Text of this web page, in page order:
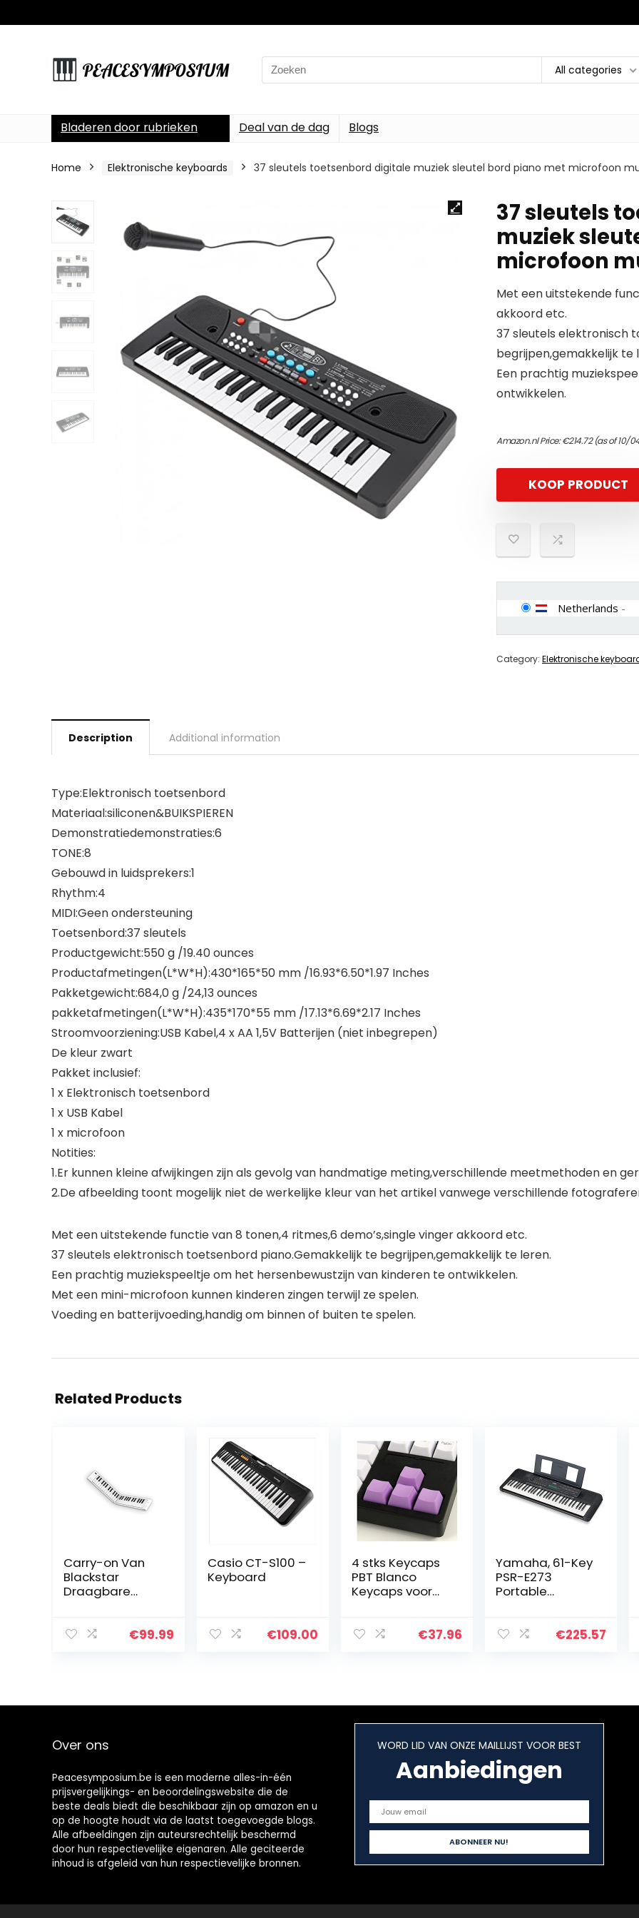
Search
for:
All categories
Bladeren door rubrieken Deal van de dag Blogs
Home Elektronische keyboards 37 sleutels toetsenbord digitale muziek sleutel bord piano met microfoon
37 sleutels
muziek
microfoon
Met een uitstekende
akkoord etc.
37 sleutels elektronisch
begrijpen,gemakkelijk te
Een prachtig
ontwikkelen.
Amazon.nl Price:€214.72(as of 10/
KOOP PRODUCT
Netherlands -
Category: Elektronische
Description Additional information
Type:Elektronisch toetsenbord
Materiaal:siliconen&BUIKSPIEREN
Demonstratiedemonstraties:6
TONE:8
Gebouwd in luidsprekers:1
Rhythm:4
MIDI:Geen ondersteuning
Toetsenbord:37 sleutels
Productgewicht:550 g /19.40 ounces
Productafmetingen(L*W*H):430*165*50 mm /16.93*6.50*1.97 Inches
Pakketgewicht:684,0 g /24,13 ounces
pakketafmetingen(L*W*H):435*170*55 mm /17.13*6.69*2.17 Inches
Stroomvoorziening:USB Kabel,4 x AA 1,5V Batterijen (niet inbegrepen)
De kleur zwart
Pakket inclusief:
1 x Elektronisch toetsenbord
1 x USB Kabel
1 x microfoon
Notities:
1.Er kunnen kleine afwijkingen zijn als gevolg van handmatige meting,verschillende meetmethoden en
2.De afbeelding toont mogelijk niet de werkelijke kleur van het artikel vanwege verschillende
Met een uitstekende functie van 8 tonen,4 ritmes,6 demo’s,single vinger akkoord etc.
37 sleutels elektronisch toetsenbord piano.Gemakkelijk te begrijpen,gemakkelijk te leren.
Een prachtig muziekspeeltje om het hersenbewustzijn van kinderen te ontwikkelen.
Met een mini-microfoon kunnen kinderen zingen terwijl ze spelen.
Voeding en batterijvoeding,handig om binnen of buiten te spelen.
Related Products
Carry-on Van
Blackstar
Draagbare
Met 49 Toetsen
€99.99
Casio CT-S100 –
Keyboard
€109.00
4 stks Keycaps
PBT Blanco
Keycaps voor
toetsenbord
€37.96
Yamaha, 61-Key
PSR-E273
Portable
€225.57
Over ons
Peacesymposium.be is een moderne alles-in-één
prijsvergelijkings- en beoordelingswebsite die de
beste deals biedt die beschikbaar zijn op amazon en u
op de hoogte houdt via de laatst toegevoegde blogs.
Alle afbeeldingen zijn auteursrechtelijk beschermd
door hun respectievelijke eigenaren. Alle geciteerde
inhoud is afgeleid van hun respectievelijke bronnen.
WORD LID VAN ONZE MAILLIJST VOOR BEST
Aanbiedingen